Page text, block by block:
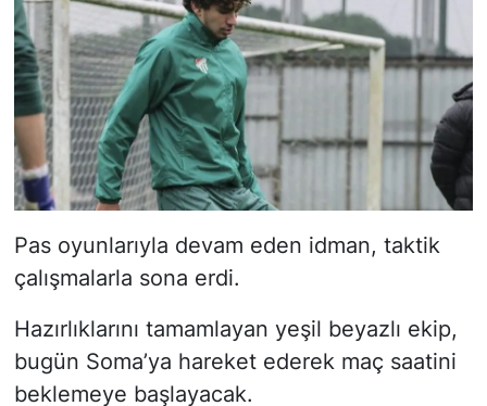
Pas oyunlarıyla devam eden idman, taktik
çalışmalarla sona erdi.
Hazırlıklarını tamamlayan yeşil beyazlı ekip,
bugün Soma’ya hareket ederek maç saatini
beklemeye başlayacak.